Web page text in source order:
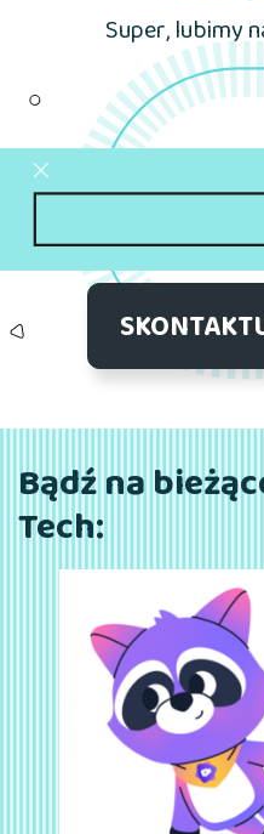
Super, lubimy
Bądź na
Tech: